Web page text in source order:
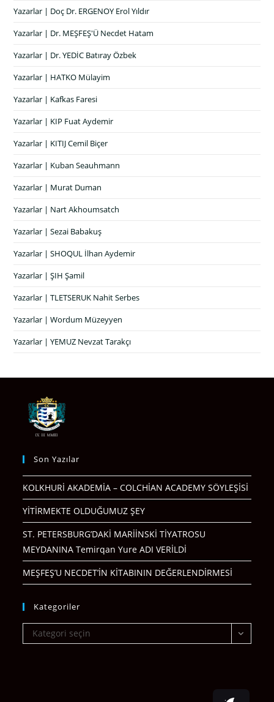
Yazarlar | Doç Dr. ERGENOY Erol Yıldır
Yazarlar | Dr. MEŞFEŞ'Ü Necdet Hatam
Yazarlar | Dr. YEDİC Batıray Özbek
Yazarlar | HATKO Mülayim
Yazarlar | Kafkas Faresi
Yazarlar | KIP Fuat Aydemir
Yazarlar | KITIJ Cemil Biçer
Yazarlar | Kuban Seauhmann
Yazarlar | Murat Duman
Yazarlar | Nart Akhoumsatch
Yazarlar | Sezai Babakuş
Yazarlar | SHOQUL İlhan Aydemir
Yazarlar | ŞIH Şamil
Yazarlar | TLETSERUK Nahit Serbes
Yazarlar | Wordum Müzeyyen
Yazarlar | YEMUZ Nevzat Tarakçı
Son Yazılar
KOLKHURİ AKADEMİA – COLCHİAN ACADEMY SÖYLEŞİSİ
YİTİRMEKTE OLDUĞUMUZ ŞEY
ST. PETERSBURG’DAKİ MARİİNSKİ TİYATROSU
MEYDANINA Temirqan Yure ADI VERİLDİ
MEŞFEŞ’U NECDET’İN KİTABININ DEĞERLENDİRMESİ
Kategoriler
Kategoriler
Kategori seçin